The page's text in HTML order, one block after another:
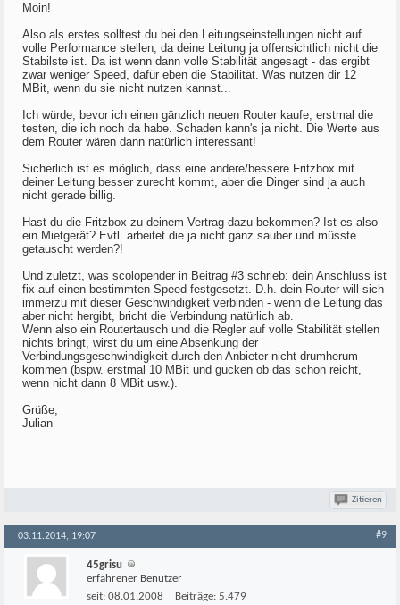
Moin!
Also als erstes solltest du bei den Leitungseinstellungen nicht auf
volle Performance stellen, da deine Leitung ja offensichtlich nicht die
Stabilste ist. Da ist wenn dann volle Stabilität angesagt - das ergibt
zwar weniger Speed, dafür eben die Stabilität. Was nutzen dir 12
MBit, wenn du sie nicht nutzen kannst...
Ich würde, bevor ich einen gänzlich neuen Router kaufe, erstmal die
testen, die ich noch da habe. Schaden kann's ja nicht. Die Werte aus
dem Router wären dann natürlich interessant!
Sicherlich ist es möglich, dass eine andere/bessere Fritzbox mit
deiner Leitung besser zurecht kommt, aber die Dinger sind ja auch
nicht gerade billig.
Hast du die Fritzbox zu deinem Vertrag dazu bekommen? Ist es also
ein Mietgerät? Evtl. arbeitet die ja nicht ganz sauber und müsste
getauscht werden?!
Und zuletzt, was scolopender in Beitrag #3 schrieb: dein Anschluss ist
fix auf einen bestimmten Speed festgesetzt. D.h. dein Router will sich
immerzu mit dieser Geschwindigkeit verbinden - wenn die Leitung das
aber nicht hergibt, bricht die Verbindung natürlich ab.
Wenn also ein Routertausch und die Regler auf volle Stabilität stellen
nichts bringt, wirst du um eine Absenkung der
Verbindungsgeschwindigkeit durch den Anbieter nicht drumherum
kommen (bspw. erstmal 10 MBit und gucken ob das schon reicht,
wenn nicht dann 8 MBit usw.).
Grüße,
Julian
Zitieren
03.11.2014, 19:07 #9
45grisu
erfahrener Benutzer
seit: 08.01.2008 Beiträge: 5.479